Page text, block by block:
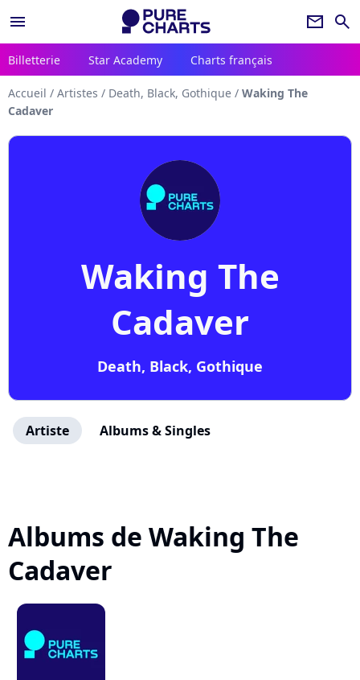
menu newsletter search
Billetterie Star Academy Charts français
Accueil / Artistes / Death, Black, Gothique / Waking The
Cadaver
Waking The
Cadaver
Death, Black, Gothique
Artiste Albums & Singles
Albums de Waking The
Cadaver